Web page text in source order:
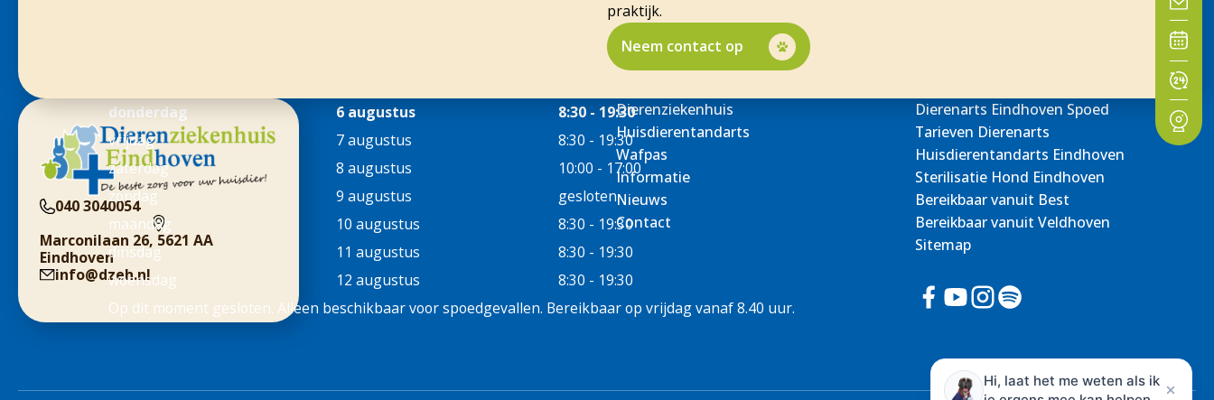
praktijk.
Neem contact op
040 3040054
Marconilaan 26, 5621 AA
Eindhoven
info@dzeh.nl
donderdag 6 augustus
8:30 - 19:30
vrijdag
7 augustus
8:30 - 19:30
zaterdag
8 augustus
10:00 - 17:00
zondag
9 augustus
gesloten
maandag
10 augustus
8:30 - 19:30
dinsdag
11 augustus
8:30 - 19:30
woensdag
12 augustus
8:30 - 19:30
Op dit moment gesloten. Alleen beschikbaar voor spoedgevallen. Bereikbaar op vrijdag vanaf 8.40 uur.
Dierenziekenhuis
Huisdierentandarts
Wafpas
Informatie
Nieuws
Contact
Dierenarts Eindhoven Spoed
Tarieven Dierenarts
Huisdierentandarts Eindhoven
Sterilisatie Hond Eindhoven
Bereikbaar vanuit Best
Bereikbaar vanuit Veldhoven
Sitemap
Hi, laat het me weten als ik